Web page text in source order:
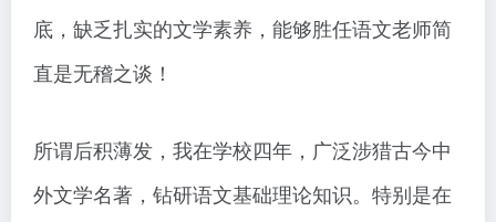
底，缺乏扎实的文学素养，能够胜任语文老师简
直是无稽之谈！
所谓后积薄发，我在学校四年，广泛涉猎古今中
外文学名著，钻研语文基础理论知识。特别是在